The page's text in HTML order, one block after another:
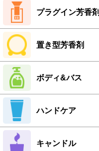
プラグイン芳香剤
置き型芳香剤
ボディ&バス
ハンドケア
キャンドル